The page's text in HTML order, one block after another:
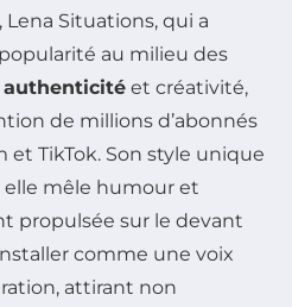
Situations, qui a
au milieu des
authenticité et créativité,
de millions d’abonnés
et TikTok. Son style unique
mêle humour et
propulsée sur le devant
comme une voix
attirant non